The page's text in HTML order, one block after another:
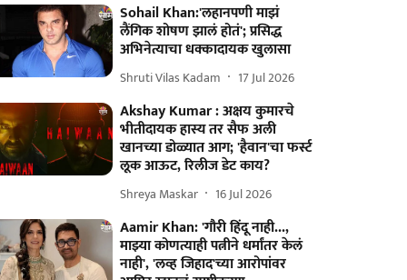
Sohail Khan:'लहानपणी माझं
लैंगिक शोषण झालं होतं'; प्रसिद्ध
अभिनेत्याचा धक्कादायक खुलासा
Shruti Vilas Kadam 17 Jul 2026
Akshay Kumar : अक्षय कुमारचे
भीतीदायक हास्य तर सैफ अली
खानच्या डोळ्यात आग; 'हैवान'चा फर्स्ट
लूक आऊट, रिलीज डेट काय?
Shreya Maskar 16 Jul 2026
Aamir Khan: 'गौरी हिंदू नाही...,
माझ्या कोणत्याही पत्नीने धर्मांतर केलं
नाही', 'लव्ह जिहाद'च्या आरोपांवर